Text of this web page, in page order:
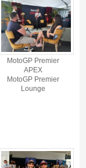
MotoGP Premier
APEX
MotoGP Premier
Lounge